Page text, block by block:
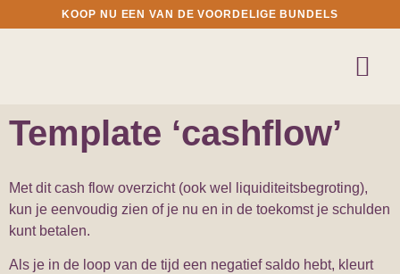
KOOP NU EEN VAN DE VOORDELIGE BUNDELS
Template ‘cashflow’
Met dit cash flow overzicht (ook wel liquiditeitsbegroting),
kun je eenvoudig zien of je nu en in de toekomst je schulden
kunt betalen.
Als je in de loop van de tijd een negatief saldo hebt, kleurt